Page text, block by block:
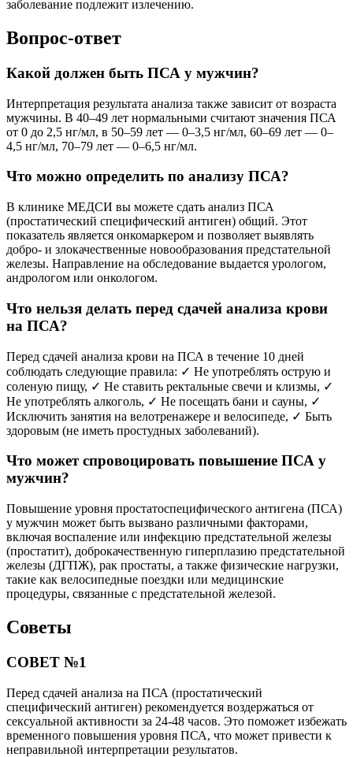
заболевание подлежит излечению.
Вопрос-ответ
Какой должен быть ПСА у мужчин?
Интерпретация результата анализа также зависит от возраста
мужчины. В 40–49 лет нормальными считают значения ПСА
от 0 до 2,5 нг/мл, в 50–59 лет — 0–3,5 нг/мл, 60–69 лет — 0–
4,5 нг/мл, 70–79 лет — 0–6,5 нг/мл.
Что можно определить по анализу ПСА?
В клинике МЕДСИ вы можете сдать анализ ПСА
(простатический специфический антиген) общий. Этот
показатель является онкомаркером и позволяет выявлять
добро- и злокачественные новообразования предстательной
железы. Направление на обследование выдается урологом,
андрологом или онкологом.
Что нельзя делать перед сдачей анализа крови
на ПСА?
Перед сдачей анализа крови на ПСА в течение 10 дней
соблюдать следующие правила: ✓ Не употреблять острую и
соленую пищу, ✓ Не ставить ректальные свечи и клизмы, ✓
Не употреблять алкоголь, ✓ Не посещать бани и сауны, ✓
Исключить занятия на велотренажере и велосипеде, ✓ Быть
здоровым (не иметь простудных заболеваний).
Что может спровоцировать повышение ПСА у
мужчин?
Повышение уровня простатоспецифического антигена (ПСА)
у мужчин может быть вызвано различными факторами,
включая воспаление или инфекцию предстательной железы
(простатит), доброкачественную гиперплазию предстательной
железы (ДГПЖ), рак простаты, а также физические нагрузки,
такие как велосипедные поездки или медицинские
процедуры, связанные с предстательной железой.
Советы
СОВЕТ №1
Перед сдачей анализа на ПСА (простатический
специфический антиген) рекомендуется воздержаться от
сексуальной активности за 24-48 часов. Это поможет избежать
временного повышения уровня ПСА, что может привести к
неправильной интерпретации результатов.